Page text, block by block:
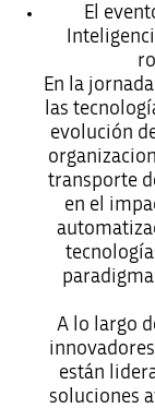
El
En la
las
evolución
transporte
en el
A lo largo
están
soluciones